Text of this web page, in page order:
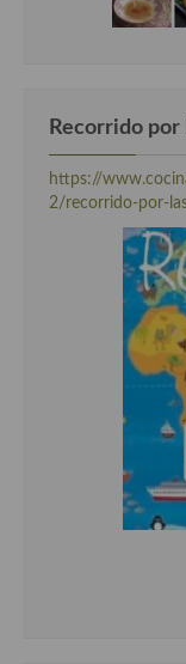
Recorrido por
https://
2/recorrido-por-